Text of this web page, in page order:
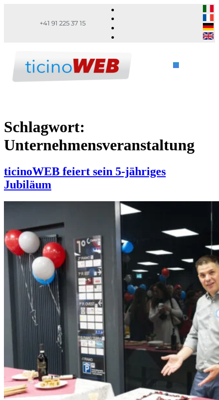
+41 91 225 37 15
Schlagwort:
Unternehmensveranstaltung
ticinoWEB feiert sein 5-jähriges
Jubiläum